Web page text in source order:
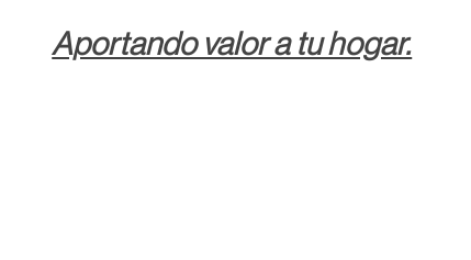
Aportando valor a tu hogar.